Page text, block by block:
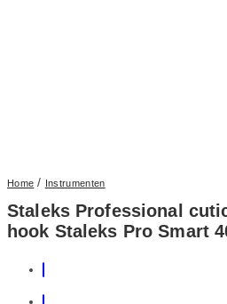
Home / Instrumenten
Staleks Professional
hook Staleks Pro Smart